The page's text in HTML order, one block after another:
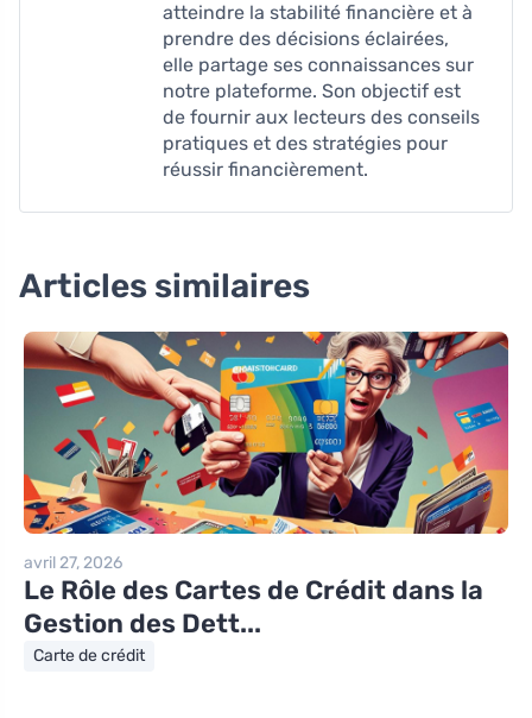
atteindre la stabilité financière et à
prendre des décisions éclairées,
elle partage ses connaissances sur
notre plateforme. Son objectif est
de fournir aux lecteurs des conseils
pratiques et des stratégies pour
réussir financièrement.
Articles similaires
avril 27, 2026
Le Rôle des Cartes de Crédit dans la
Gestion des Dett...
Carte de crédit